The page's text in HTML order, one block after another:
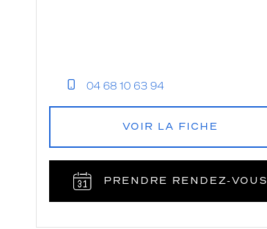
04 68 10 63 94
VOIR LA FICHE
PRENDRE RENDEZ‑VOUS